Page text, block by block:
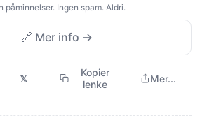
påminnelser. Ingen spam. Aldri.
🔗 Mer info →
𝕏
Kopier
lenke
Mer...